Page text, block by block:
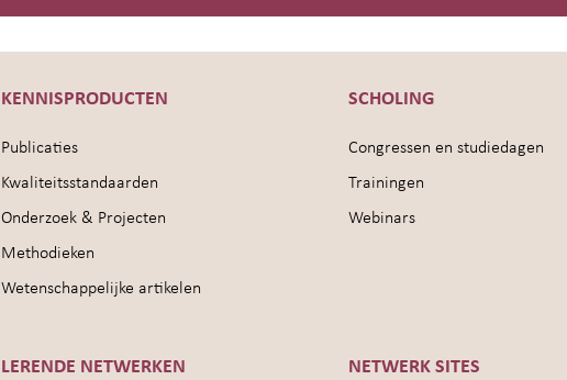
KENNISPRODUCTEN
Publicaties
Kwaliteitsstandaarden
Onderzoek & Projecten
Methodieken
Wetenschappelijke artikelen
SCHOLING
Congressen en studiedagen
Trainingen
Webinars
LERENDE NETWERKEN NETWERK SITES